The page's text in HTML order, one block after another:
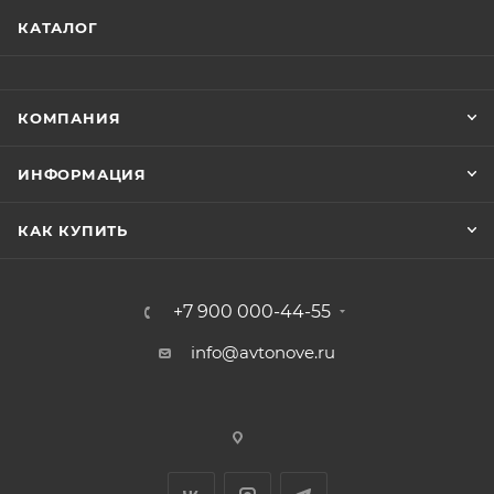
КАТАЛОГ
КОМПАНИЯ
ИНФОРМАЦИЯ
КАК КУПИТЬ
+7 900 000-44-55
info@avtonove.ru